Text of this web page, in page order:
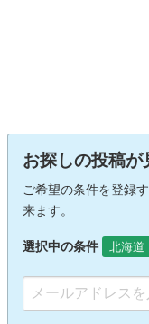
お探しの投稿
ご希望の条件を登録
来ます。
選択中の条件 北海道